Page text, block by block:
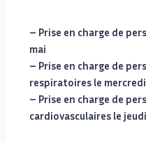
– Prise en charge de
mai
– Prise en charge de
respiratoires le mercredi
– Prise en charge de
cardiovasculaires le